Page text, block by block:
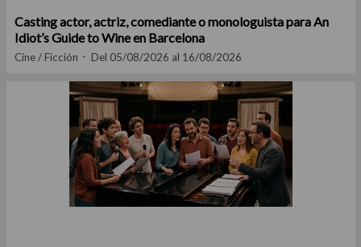
Casting actor, actriz, comediante o monologuista para An
Idiot’s Guide to Wine en Barcelona
Cine / Ficción Del 05/08/2026 al 16/08/2026